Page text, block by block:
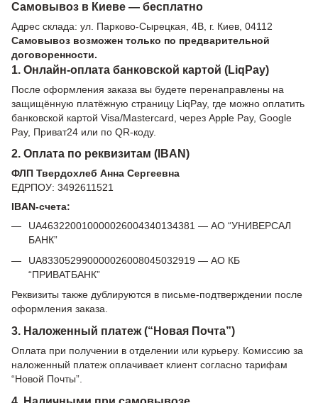
Самовывоз в Киеве — бесплатно
Адрес склада: ул. Парково-Сырецкая, 4В, г. Киев, 04112
Самовывоз возможен только по предварительной
договоренности.
1. Онлайн-оплата банковской картой (LiqPay)
После оформления заказа вы будете перенаправлены на
защищённую платёжную страницу LiqPay, где можно оплатить
банковской картой Visa/Mastercard, через Apple Pay, Google
Pay, Приват24 или по QR-коду.
2. Оплата по реквизитам (IBAN)
ФЛП Твердохлеб Анна Сергеевна
ЕДРПОУ: 3492611521
IBAN-счета:
UA463220010000026004340134381 — АО “УНИВЕРСАЛ
БАНК”
UA833052990000026008045032919 — АО КБ
“ПРИВАТБАНК”
Реквизиты также дублируются в письме-подтверждении после
оформления заказа.
3. Наложенный платеж (“Новая Почта”)
Оплата при получении в отделении или курьеру. Комиссию за
наложенный платеж оплачивает клиент согласно тарифам
“Новой Почты”.